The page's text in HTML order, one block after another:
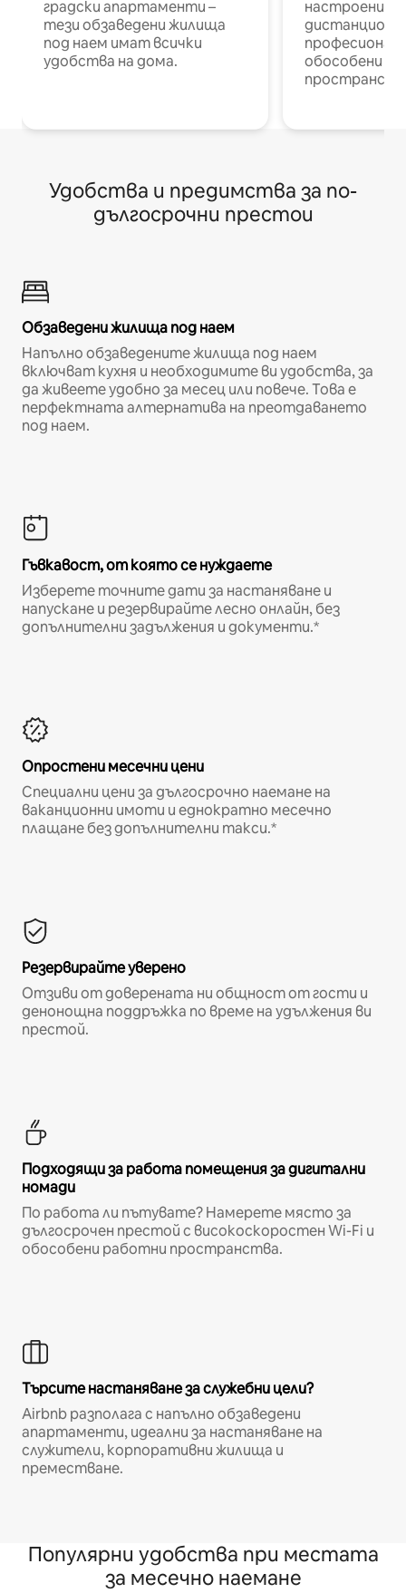
градски апартаменти –
тези обзаведени жилища
под наем имат всички
удобства на дома.
настроени и
обособени
Удобства и предимства за по-
дългосрочни престои
Обзаведени жилища под наем
Напълно обзаведените жилища под наем
включват кухня и необходимите ви удобства, за
да живеете удобно за месец или повече. Това е
перфектната алтернатива на преотдаването
под наем.
Гъвкавост, от която се нуждаете
Изберете точните дати за настаняване и
напускане и резервирайте лесно онлайн, без
допълнителни задължения и документи.*
Опростени месечни цени
Специални цени за дългосрочно наемане на
ваканционни имоти и еднократно месечно
плащане без допълнителни такси.*
Резервирайте уверено
Отзиви от доверената ни общност от гости и
денонощна поддръжка по време на удължения ви
престой.
Подходящи за работа помещения за дигитални
номади
По работа ли пътувате? Намерете място за
дългосрочен престой с високоскоростен Wi-Fi и
обособени работни пространства.
Търсите настаняване за служебни цели?
Airbnb разполага с напълно обзаведени
апартаменти, идеални за настаняване на
служители, корпоративни жилища и
преместване.
Популярни удобства при местата
за месечно наемане